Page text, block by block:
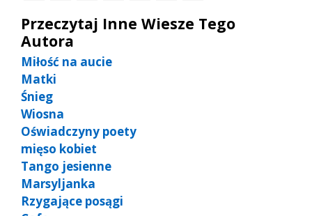
Przeczytaj Inne Wiesze Tego
Autora
Miłość na aucie
Matki
Śnieg
Wiosna
Oświadczyny poety
mięso kobiet
Tango jesienne
Marsyljanka
Rzygające posągi